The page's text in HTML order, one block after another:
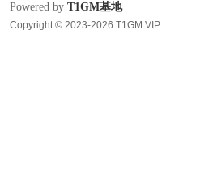
Powered by T1GM基地
Copyright © 2023-2026 T1GM.VIP